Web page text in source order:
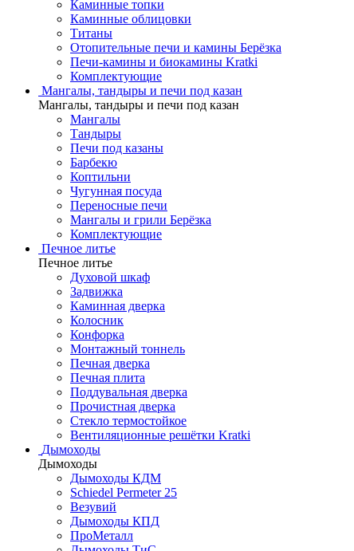
Каминные топки
Каминные облицовки
Титаны
Отопительные печи и камины Берёзка
Печи-камины и биокамины Kratki
Комплектующие
Мангалы, тандыры и печи под казан
Мангалы, тандыры и печи под казан
Мангалы
Тандыры
Печи под казаны
Барбекю
Коптильни
Чугунная посуда
Переносные печи
Мангалы и грили Берёзка
Комплектующие
Печное литье
Печное литье
Духовой шкаф
Задвижка
Каминная дверка
Колосник
Конфорка
Монтажный тоннель
Печная дверка
Печная плита
Поддувальная дверка
Прочистная дверка
Стекло термостойкое
Вентиляционные решётки Kratki
Дымоходы
Дымоходы
Дымоходы КДМ
Schiedel Permeter 25
Везувий
Дымоходы КПД
ПроМеталл